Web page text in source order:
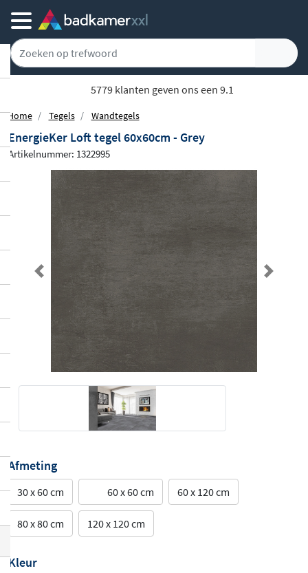
5779 klanten geven ons een 9.1
Home Tegels Wandtegels
EnergieKer Loft tegel 60x60cm - Grey
Artikelnummer: 1322995
Previous Next
Afmeting
30 x 60 cm 60 x 60 cm 60 x 120 cm
80 x 80 cm 120 x 120 cm
Kleur